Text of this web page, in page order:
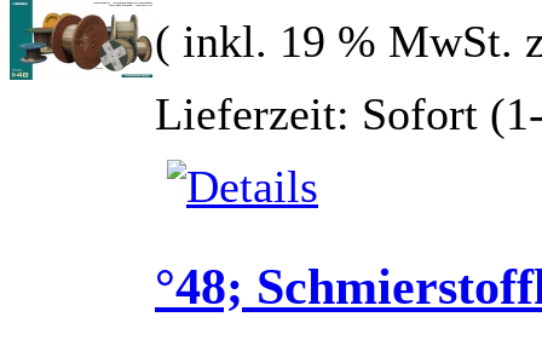
( inkl. 19 % MwSt.
Lieferzeit: Sofort
°48;